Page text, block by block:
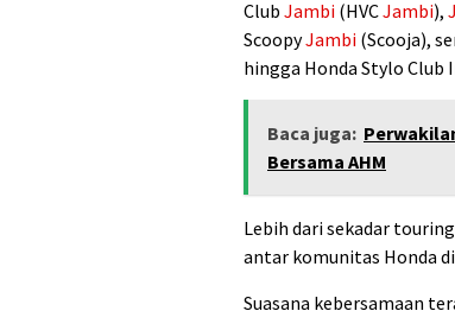
Club Jambi (HVCJambi),
ScoopyJambi (Scooja),
hingga Honda Stylo Club
Baca juga:
Bersama AHM
Lebih dari sekadar
antar komunitas Honda di
Suasana kebersamaan